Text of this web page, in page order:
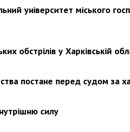
університет міського
обстрілів у Харківській
постане перед судом за
силу